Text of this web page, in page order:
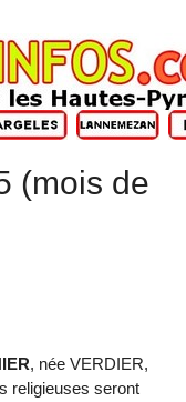
(mois de
, née VERDIER,
religieuses seront